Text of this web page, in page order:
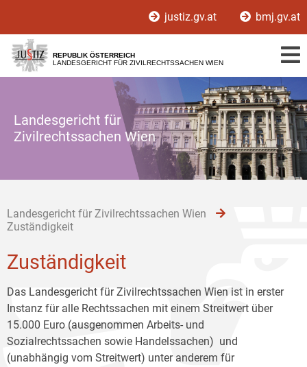
[1]
[2]
[3]
justiz.gv.at bmj.gv.at
REPUBLIK ÖSTERREICH
LANDESGERICHT FÜR ZIVILRECHTSSACHEN WIEN
Landesgericht für
Zivilrechtssachen Wien
Landesgericht für Zivilrechtssachen Wien
Zuständigkeit
Zuständigkeit
Das Landesgericht für Zivilrechtssachen Wien ist in erster
Instanz für alle Rechtssachen mit einem Streitwert über
15.000 Euro (ausgenommen Arbeits- und
Sozialrechtssachen sowie Handelssachen) und
(unabhängig vom Streitwert) unter anderem für